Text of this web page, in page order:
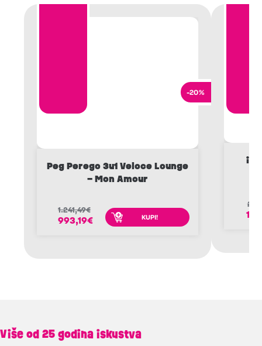
-20%
Peg Perego 3u1 Veloce Lounge
– Mon Amour
1.241,49€
993,19€ KUPI!
Više od 25 godina iskustva